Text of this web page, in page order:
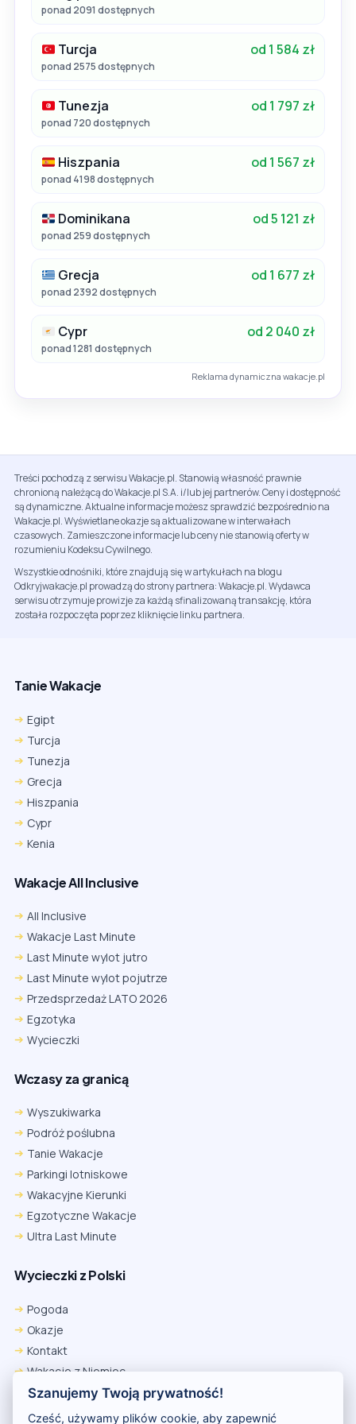
ponad 2091 dostępnych
Turcja od 1 584 zł
ponad 2575 dostępnych
Tunezja od 1 797 zł
ponad 720 dostępnych
Hiszpania od 1 567 zł
ponad 4198 dostępnych
Dominikana od 5 121 zł
ponad 259 dostępnych
Grecja od 1 677 zł
ponad 2392 dostępnych
Cypr od 2 040 zł
ponad 1281 dostępnych
Reklama dynamiczna wakacje.pl
Treści pochodzą z serwisu Wakacje.pl. Stanowią własność prawnie
chronioną należącą do Wakacje.pl S.A. i/lub jej partnerów. Ceny i dostępność
są dynamiczne. Aktualne informacje możesz sprawdzić bezpośrednio na
Wakacje.pl. Wyświetlane okazje są aktualizowane w interwałach
czasowych. Zamieszczone informacje lub ceny nie stanowią oferty w
rozumieniu Kodeksu Cywilnego.
Wszystkie odnośniki, które znajdują się w artykułach na blogu
Odkryjwakacje.pl prowadzą do strony partnera: Wakacje.pl. Wydawca
serwisu otrzymuje prowizje za każdą sfinalizowaną transakcję, która
została rozpoczęta poprzez kliknięcie linku partnera.
Tanie Wakacje
Egipt
Turcja
Tunezja
Grecja
Hiszpania
Cypr
Kenia
Wakacje All Inclusive
All Inclusive
Wakacje Last Minute
Last Minute wylot jutro
Last Minute wylot pojutrze
Przedsprzedaż LATO 2026
Egzotyka
Wycieczki
Wczasy za granicą
Wyszukiwarka
Podróż poślubna
Tanie Wakacje
Parkingi lotniskowe
Wakacyjne Kierunki
Egzotyczne Wakacje
Ultra Last Minute
Wycieczki z Polski
Pogoda
Okazje
Kontakt
Wakacje z Niemiec
Polityka Prywatności
Wakacje w Egipcie
Szanujemy Twoją prywatność!
Cześć, używamy plików cookie, aby zapewnić